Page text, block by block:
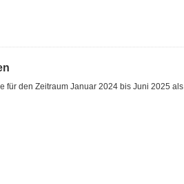
für den Zeitraum Januar 2024 bis Juni 2025 als